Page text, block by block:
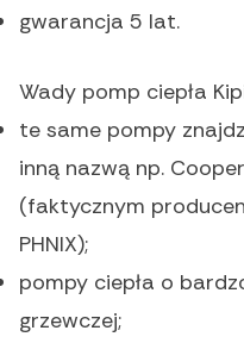
gwarancja 5 lat.
Wady pomp ciepła
te same pompy
inną nazwą np.
(faktycznym
PHNIX);
pompy ciepła o
grzewczej;